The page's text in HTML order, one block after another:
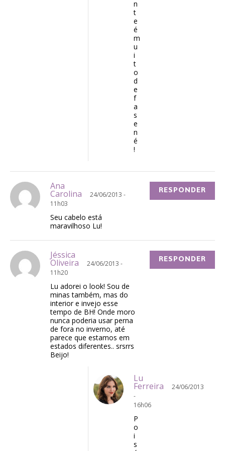
n
t
e
é
m
u
i
t
o
d
e
f
a
s
e
n
é
!
Ana
Carolina
24/06/2013 -
11h03
Seu cabelo está
maravilhoso Lu!
RESPONDER
Jéssica
Oliveira
24/06/2013 -
11h20
Lu adorei o look! Sou de
minas também, mas do
interior e invejo esse
tempo de BH! Onde moro
nunca poderia usar perna
de fora no inverno, até
parece que estamos em
estados diferentes.. srsrrs
Beijo!
RESPONDER
Lu
Ferreira
24/06/2013
-
16h06
P
o
i
s